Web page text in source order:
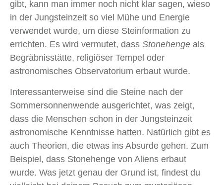
gibt, kann man immer noch nicht klar sagen, wieso
in der Jungsteinzeit so viel Mühe und Energie
verwendet wurde, um diese Steinformation zu
errichten. Es wird vermutet, dass Stonehenge als
Begräbnisstätte, religiöser Tempel oder
astronomisches Observatorium erbaut wurde.
Interessanterweise sind die Steine nach der
Sommersonnenwende ausgerichtet, was zeigt,
dass die Menschen schon in der Jungsteinzeit
astronomische Kenntnisse hatten. Natürlich gibt es
auch Theorien, die etwas ins Absurde gehen. Zum
Beispiel, dass Stonehenge von Aliens erbaut
wurde. Was jetzt genau der Grund ist, findest du